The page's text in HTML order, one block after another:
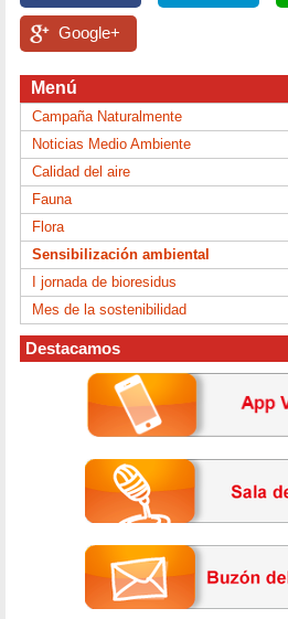
Google+
Menú
Campaña Naturalmente
Noticias Medio Ambiente
Calidad del aire
Fauna
Flora
Sensibilización ambiental
I jornada de bioresidus
Mes de la sostenibilidad
Destacamos